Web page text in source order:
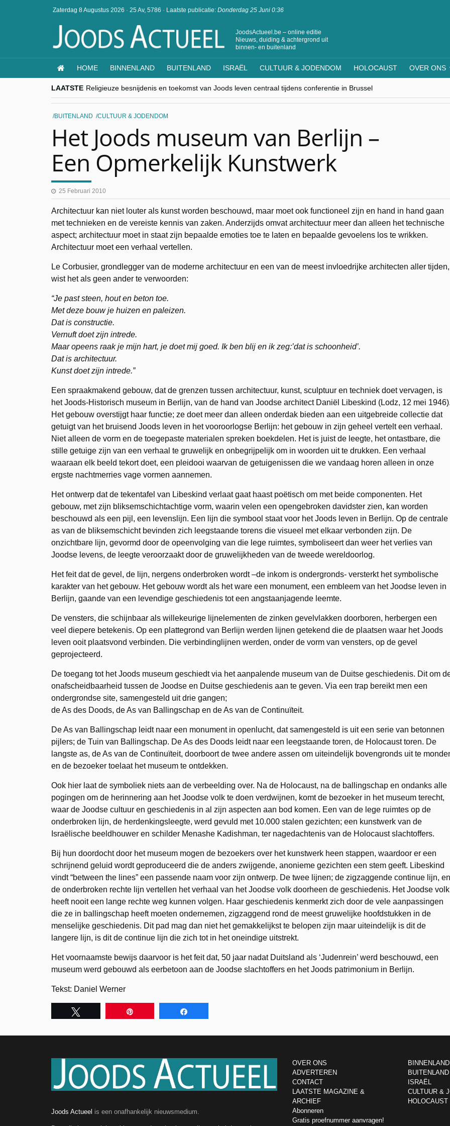
Zaterdag 8 Augustus 2026 · 25 Av, 5786 · Laatste publicatie: Donderdag 25 Juni 0:36
JoodsActueel.be – online editie
Nieuws, duiding & achtergrond uit
binnen- en buitenland
HOME BINNENLAND BUITENLAND ISRAËL CULTUUR & JODENDOM HOLOCAUST OVER ONS
LAATSTE Religieuze besnijdenis en toekomst van Joods leven centraal tijdens conferentie in Brussel
“Besnijdenisdebat toont hoe moeilijk seculiere Westen minderheden begrijpt”, Jinnih Beels (Vooruit)
CITYTRIP | ROEMENIË – Boekarest: de verrassing van Oost-Europa
“Vandaag zit elke Jood in België op de beklaagdenbank”
BUITENLAND CULTUUR & JODENDOM
Het Joods museum van Berlijn –
Een Opmerkelijk Kunstwerk
25 Februari 2010
Architectuur kan niet louter als kunst worden beschouwd, maar moet ook functioneel zijn en hand in hand gaan
met technieken en de vereiste kennis van zaken. Anderzijds omvat architectuur meer dan alleen het technische
aspect; architectuur moet in staat zijn bepaalde emoties toe te laten en bepaalde gevoelens los te wrikken.
Architectuur moet een verhaal vertellen.
Le Corbusier, grondlegger van de moderne architectuur en een van de meest invloedrijke architecten aller tijden,
wist het als geen ander te verwoorden:
“Je past steen, hout en beton toe.
Met deze bouw je huizen en paleizen.
Dat is constructie.
Vernuft doet zijn intrede.
Maar opeens raak je mijn hart, je doet mij goed. Ik ben blij en ik zeg:’dat is schoonheid’.
Dat is architectuur.
Kunst doet zijn intrede.”
Een spraakmakend gebouw, dat de grenzen tussen architectuur, kunst, sculptuur en techniek doet vervagen, is
het Joods-Historisch museum in Berlijn, van de hand van Joodse architect Daniël Libeskind (Lodz, 12 mei
Het gebouw overstijgt haar functie; ze doet meer dan alleen onderdak bieden aan een uitgebreide collectie dat
getuigt van het bruisend Joods leven in het vooroorlogse Berlijn: het gebouw in zijn geheel vertelt een verhaal.
Niet alleen de vorm en de toegepaste materialen spreken boekdelen. Het is juist de leegte, het ontastbare, die
stille getuige zijn van een verhaal te gruwelijk en onbegrijpelijk om in woorden uit te drukken. Een verhaal
waaraan elk beeld tekort doet, een pleidooi waarvan de getuigenissen die we vandaag horen alleen in onze
ergste nachtmerries vage vormen aannemen.
Het ontwerp dat de tekentafel van Libeskind verlaat gaat haast poëtisch om met beide componenten. Het
gebouw, met zijn bliksemschichtachtige vorm, waarin velen een opengebroken davidster zien, kan worden
beschouwd als een pijl, een levenslijn. Een lijn die symbool staat voor het Joods leven in Berlijn. Op de centrale
as van de bliksemschicht bevinden zich leegstaande torens die visueel met elkaar verbonden zijn. De
onzichtbare lijn, gevormd door de opeenvolging van die lege ruimtes, symboliseert dan weer het verlies van
Joodse levens, de leegte veroorzaakt door de gruwelijkheden van de tweede wereldoorlog.
Het feit dat de gevel, de lijn, nergens onderbroken wordt –de inkom is ondergronds- versterkt het symbolische
karakter van het gebouw. Het gebouw wordt als het ware een monument, een embleem van het Joodse leven in
Berlijn, gaande van een levendige geschiedenis tot een angstaanjagende leemte.
De vensters, die schijnbaar als willekeurige lijnelementen de zinken gevelvlakken doorboren, herbergen een
veel diepere betekenis. Op een plattegrond van Berlijn werden lijnen getekend die de plaatsen waar het Joods
leven ooit plaatsvond verbinden. Die verbindinglijnen werden, onder de vorm van vensters, op de gevel
geprojecteerd.
De toegang tot het Joods museum geschiedt via het aanpalende museum van de Duitse geschiedenis. Dit om
onafscheidbaarheid tussen de Joodse en Duitse geschiedenis aan te geven. Via een trap bereikt men een
ondergrondse site, samengesteld uit drie gangen;
de As des Doods, de As van Ballingschap en de As van de Continuïteit.
De As van Ballingschap leidt naar een monument in openlucht, dat samengesteld is uit een serie van betonnen
pijlers; de Tuin van Ballingschap. De As des Doods leidt naar een leegstaande toren, de Holocaust toren. De
langste as, de As van de Continuïteit, doorboort de twee andere assen om uiteindelijk bovengronds uit te
en de bezoeker toelaat het museum te ontdekken.
Ook hier laat de symboliek niets aan de verbeelding over. Na de Holocaust, na de ballingschap en ondanks alle
pogingen om de herinnering aan het Joodse volk te doen verdwijnen, komt de bezoeker in het museum terecht,
waar de Joodse cultuur en geschiedenis in al zijn aspecten aan bod komen. Een van de lege ruimtes op de
onderbroken lijn, de herdenkingsleegte, werd gevuld met 10.000 stalen gezichten; een kunstwerk van de
Israëlische beeldhouwer en schilder Menashe Kadishman, ter nagedachtenis van de Holocaust slachtoffers.
Bij hun doordocht door het museum mogen de bezoekers over het kunstwerk heen stappen, waardoor er een
schrijnend geluid wordt geproduceerd die de anders zwijgende, anonieme gezichten een stem geeft. Libeskind
vindt “between the lines” een passende naam voor zijn ontwerp. De twee lijnen; de zigzaggende continue lijn, en
de onderbroken rechte lijn vertellen het verhaal van het Joodse volk doorheen de geschiedenis. Het Joodse volk
heeft nooit een lange rechte weg kunnen volgen. Haar geschiedenis kenmerkt zich door de vele aanpassingen
die ze in ballingschap heeft moeten ondernemen, zigzaggend rond de meest gruwelijke hoofdstukken in de
menselijke geschiedenis. Dit pad mag dan niet het gemakkelijkst te belopen zijn maar uiteindelijk is dit de
langere lijn, is dit de continue lijn die zich tot in het oneindige uitstrekt.
Het voornaamste bewijs daarvoor is het feit dat, 50 jaar nadat Duitsland als ‘Judenrein’ werd beschouwd, een
museum werd gebouwd als eerbetoon aan de Joodse slachtoffers en het Joods patrimonium in Berlijn.
Tekst: Daniel Werner
Joods Actueel is een onafhankelijk nieuwsmedium.
OVER ONS
ADVERTEREN
CONTACT
LAATSTE MAGAZINE &
ARCHIEF
Abonneren
Gratis proefnummer aanvragen!
BINNENLAND
BUITENLAND
ISRAËL
CULTUUR &
HOLOCAUST